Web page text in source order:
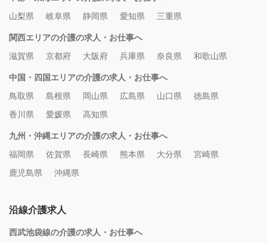
山梨県
岐阜県 静岡県 愛知県 三重県
関西エリアの介護の求人・お仕事へ
滋賀県
京都府 大阪府 兵庫県 奈良県 和歌山県
中国・四国エリアの介護の求人・お仕事へ
鳥取県
島根県 岡山県 広島県 山口県
徳島県
香川県
愛媛県 高知県
九州・沖縄エリアの介護の求人・お仕事へ
福岡県
佐賀県 長崎県 熊本県 大分県
宮崎県
鹿児島県
沖縄県
沿線介護求人
西武池袋線の介護の求人・お仕事へ